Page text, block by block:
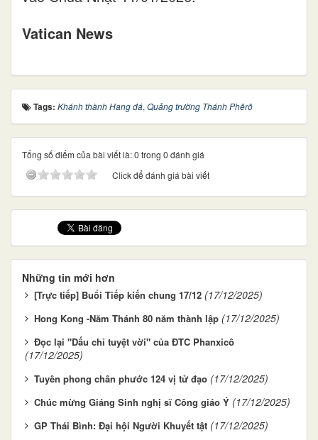
Vatican News
Tags: Khánh thành Hang đá, Quảng trường Thánh Phêrô
Tổng số điểm của bài viết là: 0 trong 0 đánh giá
Click để đánh giá bài viết
Những tin mới hơn
[Trực tiếp] Buổi Tiếp kiến chung 17/12 (17/12/2025)
Hong Kong -Năm Thánh 80 năm thành lập (17/12/2025)
Đọc lại "Dấu chỉ tuyệt vời" của ĐTC Phanxicô
(17/12/2025)
Tuyên phong chân phước 124 vị tử đạo (17/12/2025)
Chúc mừng Giáng Sinh nghị sĩ Công giáo Ý (17/12/2025)
GP Thái Bình: Đại hội Người Khuyết tật (17/12/2025)